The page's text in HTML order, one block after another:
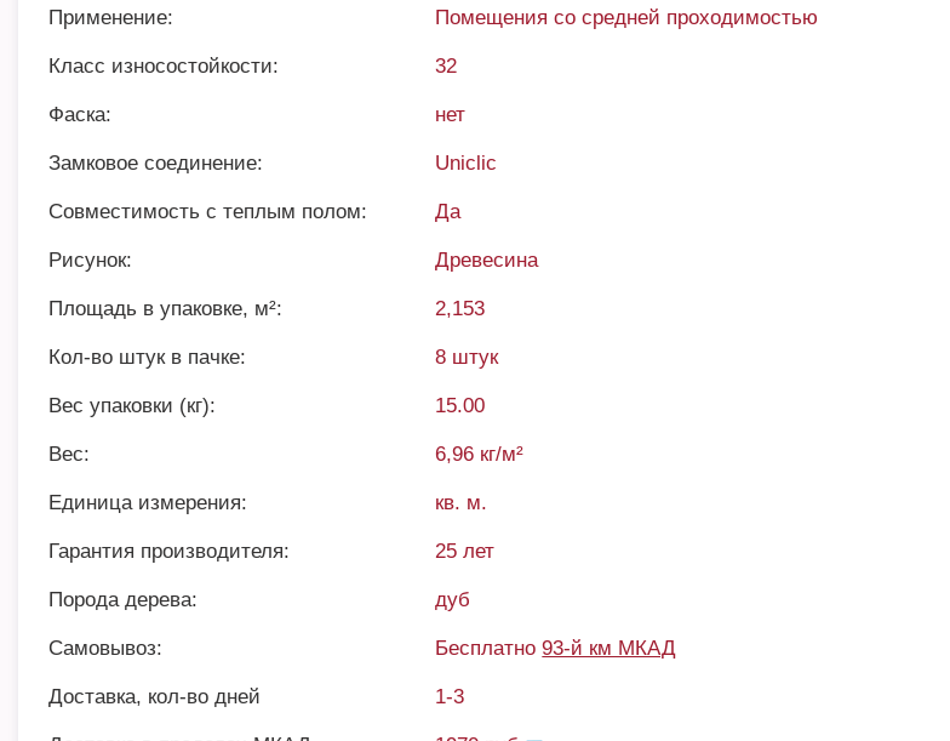
Применение: Помещения со средней проходимостью
Класс износостойкости: 32
Фаска: нет
Замковое соединение: Uniclic
Совместимость с теплым полом: Да
Рисунок: Древесина
Площадь в упаковке, м²: 2,153
Кол-во штук в пачке: 8 штук
Вес упаковки (кг): 15.00
Вес: 6,96 кг/м²
Единица измерения: кв. м.
Гарантия производителя: 25 лет
Порода дерева: дуб
Самовывоз: Бесплатно93-й км МКАД
Доставка, кол-во дней 1-3